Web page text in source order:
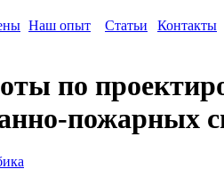
Наш опыт Статьи Контакты
по
пожарных